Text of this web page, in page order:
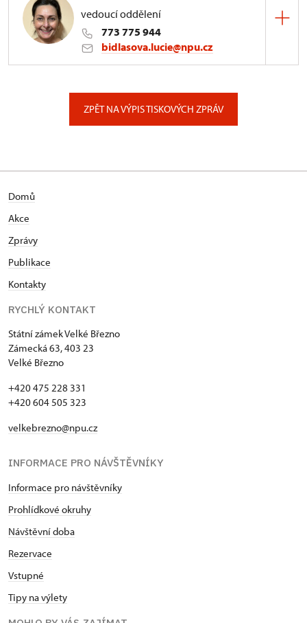
vedoucí oddělení
773 775 944
bidlasova.lucie@npu.cz
ZPĚT NA VÝPIS TISKOVÝCH ZPRÁV
Domů
Akce
Zprávy
Publikace
Kontakty
RYCHLÝ KONTAKT
Státní zámek Velké Březno
Zámecká 63, 403 23
Velké Březno
+420 475 228 331
+420 604 505 323
velkebrezno@npu.cz
INFORMACE PRO NÁVŠTĚVNÍKY
Informace pro návštěvníky
Prohlídkové okruhy
Návštěvní doba
Rezervace
Vstupné
Tipy na výlety